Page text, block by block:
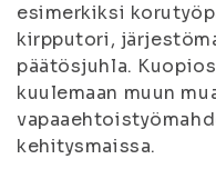
esimerkiksi
kirpputori,
päätösjuhla.
kuulemaan muun
kehitysmaissa.